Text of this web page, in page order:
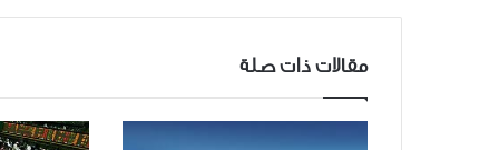
مقالات ذات صلة